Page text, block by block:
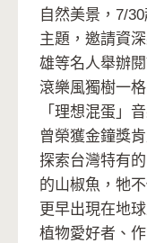
自然美景，7/
主題，邀請資
雄等名人舉辦
滾樂風獨樹一
「理想混蛋」
曾榮獲金鐘獎
探索台灣特有
的山椒魚，牠
更早出現在地
植物愛好者、